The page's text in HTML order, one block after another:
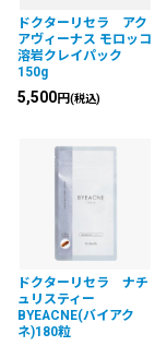
ドクターリセラ アク
アヴィーナス モロッコ
溶岩クレイパック
150g
5,500円(税込)
ドクターリセラ ナチ
ュリスティー
BYEACNE(バイアク
ネ)180粒